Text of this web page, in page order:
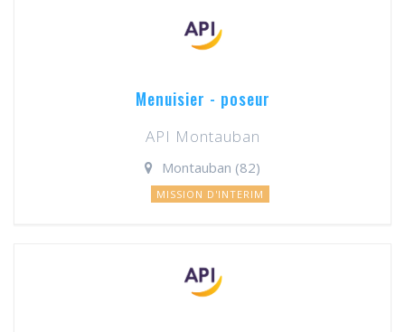
Menuisier - poseur
API Montauban
Montauban (82)
MISSION D'INTERIM